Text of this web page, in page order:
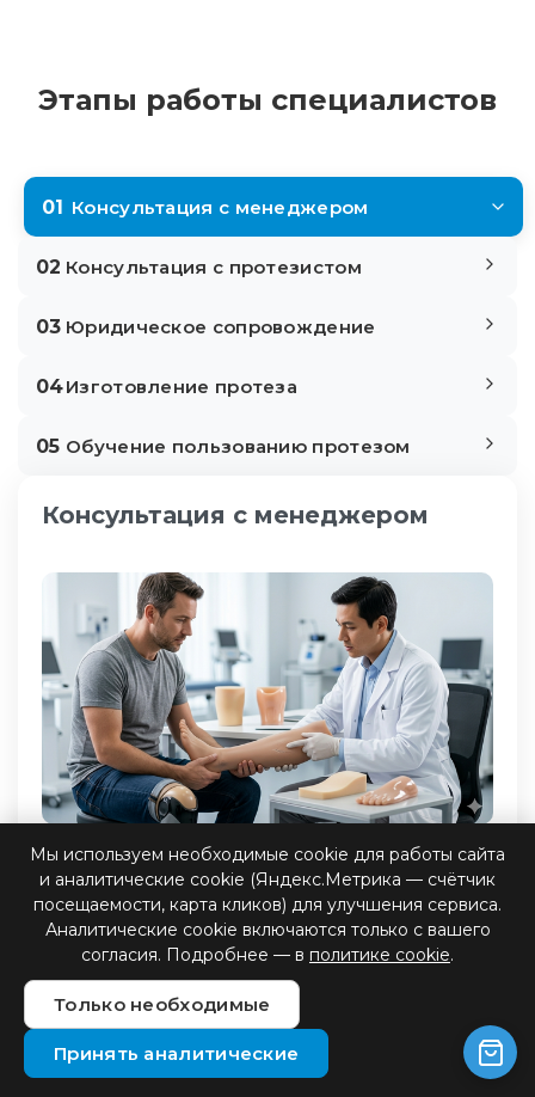
Этапы работы специалистов
01 Консультация с менеджером
02 Консультация с протезистом
03 Юридическое сопровождение
04Изготовление протеза
05 Обучение пользованию протезом
Консультация с менеджером
Обращаясь в наш центр, вы получаете полную
поддержку. Мы определяем стратегию
изготовления протеза конечности, проверяем
заключения и состояние ИПРА, чтобы
оформить финансирование.
Мы используем необходимые cookie для работы сайта
и аналитические cookie (Яндекс.Метрика — счётчик
посещаемости, карта кликов) для улучшения сервиса.
Аналитические cookie включаются только с вашего
согласия. Подробнее — в политике cookie.
Только необходимые
Принять аналитические